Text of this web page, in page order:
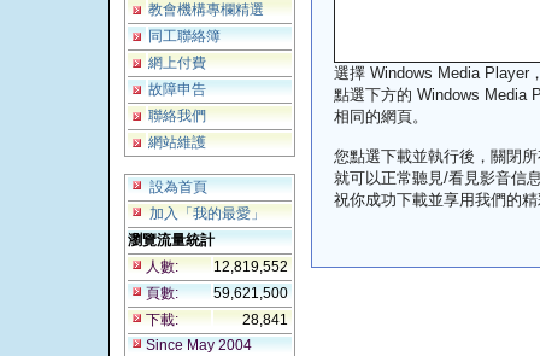
教會機構專欄精選
同工聯絡簿
網上付費
故障申告
聯絡我們
網站維護
設為首頁
加入「我的最愛」
瀏覽流量統計
人數:
12,819,552
頁數:
59,621,500
下載:
28,841
Since May 2004
選擇 Windows Media Player
點選下方的 Windows Media
相同的網頁。
您點選下載並執行後，關閉
就可以正常聽見/看見影音信
祝你成功下載並享用我們的